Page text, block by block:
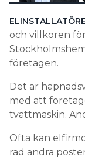
SEARCH
och villkoren
företagen.
Det är
med att
tvättmaskin.
Ofta kan
rad andra